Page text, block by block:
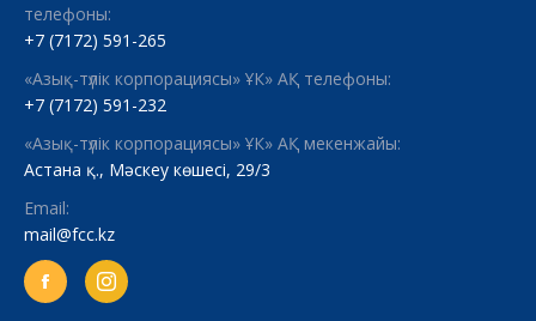
телефоны:
+7 (7172) 591-265
«Азық-түлік корпорациясы» ҰК» АҚ телефоны:
+7 (7172) 591-232
«Азық-түлік корпорациясы» ҰК» АҚ мекенжайы:
Астана қ., Мәскеу көшесі, 29/3
Email:
mail@fcc.kz
Facebook